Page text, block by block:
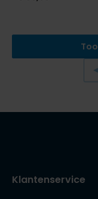
Klantenservice